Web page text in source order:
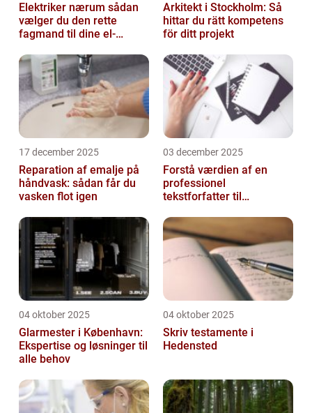
Elektriker nærum sådan
vælger du den rette
fagmand til dine el-
Arkitekt i Stockholm: Så
hittar du rätt kompetens
för ditt projekt
17 december 2025
Reparation af emalje på
håndvask: sådan får du
vasken flot igen
03 december 2025
Forstå værdien af en
professionel
tekstforfatter til
04 oktober 2025
Glarmester i København:
Ekspertise og løsninger til
alle behov
04 oktober 2025
Skriv testamente i
Hedensted